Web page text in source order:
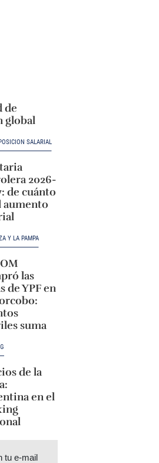
de
global
SALARIAL
2026-
de cuánto
aumento
Y LA PAMPA
las
de YPF en
suma
de la
en el
tu e-mail